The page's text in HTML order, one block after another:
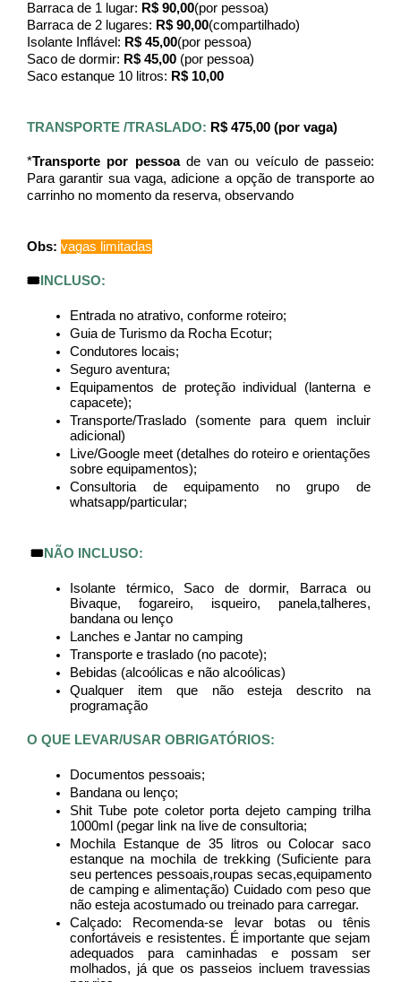
Barraca de 1 lugar: R$ 90,00(por pessoa)
Barraca de 2 lugares: R$ 90,00(compartilhado)
Isolante Inflável: R$ 45,00(por pessoa)
Saco de dormir: R$ 45,00 (por pessoa)
Saco estanque 10 litros: R$ 10,00
TRANSPORTE /TRASLADO: R$ 475,00 (por vaga)
*Transporte por pessoa de van ou veículo de passeio:
Para garantir sua vaga, adicione a opção de transporte ao
carrinho no momento da reserva, observando
Obs: vagas limitadas
🎟️ INCLUSO:
Entrada no atrativo, conforme roteiro;
Guia de Turismo da Rocha Ecotur;
Condutores locais;
Seguro aventura;
Equipamentos de proteção individual (lanterna e
capacete);
Transporte/Traslado (somente para quem incluir
adicional)
Live/Google meet (detalhes do roteiro e orientações
sobre equipamentos);
Consultoria de equipamento no grupo de
whatsapp/particular;
🎟️NÃO INCLUSO:
Isolante térmico, Saco de dormir, Barraca ou
Bivaque, fogareiro, isqueiro, panela,talheres,
bandana ou lenço
Lanches e Jantar no camping
Transporte e traslado (no pacote);
Bebidas (alcoólicas e não alcoólicas)
Qualquer item que não esteja descrito na
programação
O QUE LEVAR/USAR OBRIGATÓRIOS:
Documentos pessoais;
Bandana ou lenço;
Shit Tube pote coletor porta dejeto camping trilha
1000ml (pegar link na live de consultoria;
Mochila Estanque de 35 litros ou Colocar saco
estanque na mochila de trekking (Suficiente para
seu pertences pessoais,roupas secas,equipamento
de camping e alimentação) Cuidado com peso que
não esteja acostumado ou treinado para carregar.
Calçado: Recomenda-se levar botas ou tênis
confortáveis e resistentes. É importante que sejam
adequados para caminhadas e possam ser
molhados, já que os passeios incluem travessias